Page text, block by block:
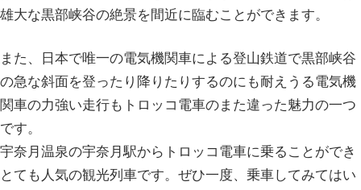
雄大な黒部峡谷の絶景を間近に臨むことができます。
また、日本で唯一の電気機関車による登山鉄道で黒部峡谷
の急な斜面を登ったり降りたりするのにも耐えうる電気機
関車の力強い走行もトロッコ電車のまた違った魅力の一つ
です。
宇奈月温泉の宇奈月駅からトロッコ電車に乗ることができ
とても人気の観光列車です。ぜひ一度、乗車してみてはい